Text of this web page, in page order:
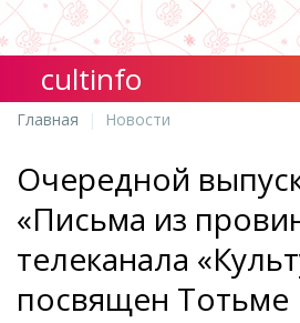
cultinfo
Главная Новости
Очередной
«Письма из
телеканала
посвящен Тотьме